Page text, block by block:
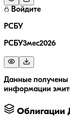
Войдите
РСБУ
РСБУ3мес2026
Данные получены
информации
Облигации